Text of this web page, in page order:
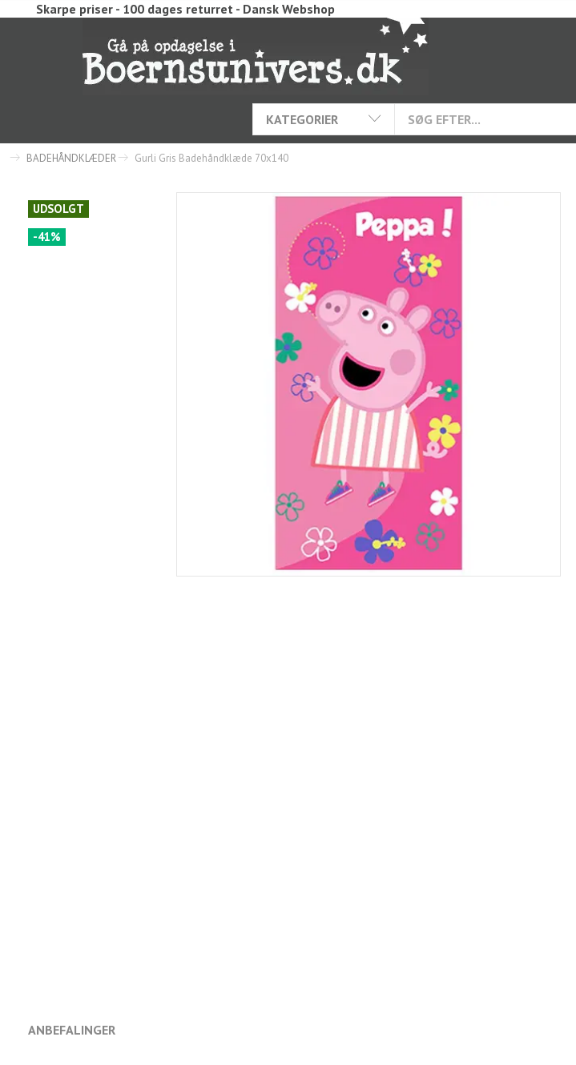
Skarpe priser - 100 dages returret - Dansk Webshop
KATEGORIER
BADEHÅNDKLÆDER Gurli Gris Badehåndklæde 70x140
UDSOLGT
-41%
ANBEFALINGER